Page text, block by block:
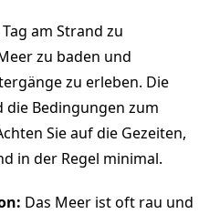
am Strand zu
zu baden und
zu erleben. Die
die Bedingungen zum
Sie auf die Gezeiten,
in der Regel minimal.
Das Meer ist oft rau und